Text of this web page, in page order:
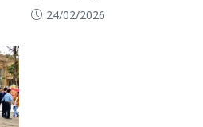
24/02/2026